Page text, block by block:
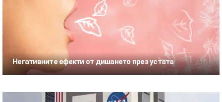
Негативните ефекти от дишането през устата